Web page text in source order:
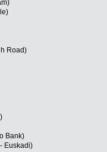
Road)
Bank)
Euskadi)